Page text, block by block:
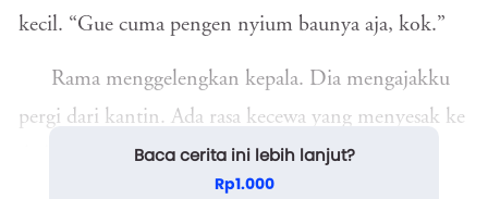
kecil. “Gue cuma pengen nyium baunya aja, kok.”
Rama menggelengkan kepala. Dia mengajakku
pergi dari kantin. Ada rasa kecewa yang menyesak ke
dada. Ada pula rasa haru yang menyusup.
Baca cerita ini lebih lanjut?
Rp1.000